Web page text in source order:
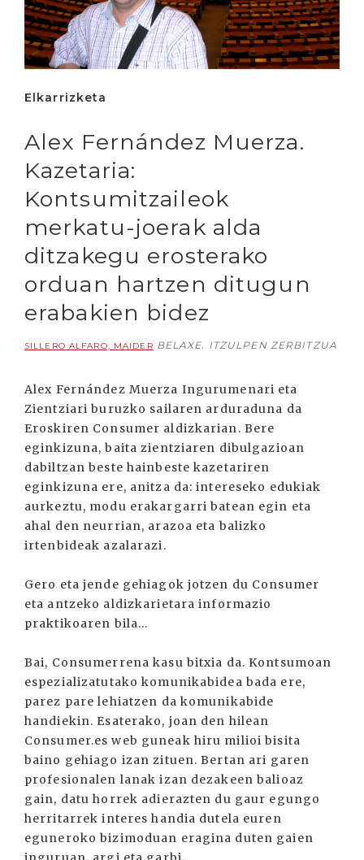
Elkarrizketa
Alex Fernández Muerza.
Kazetaria:
Kontsumitzaileok
merkatu-joerak alda
ditzakegu erosterako
orduan hartzen ditugun
erabakien bidez
SILLERO ALFARO, MAIDER BELAXE. ITZULPEN ZERBITZUA
Alex Fernández Muerza Ingurumenari eta
Zientziari buruzko sailaren arduraduna da
Eroskiren Consumer aldizkarian. Bere
eginkizuna, baita zientziaren dibulgazioan
dabiltzan beste hainbeste kazetariren
eginkizuna ere, anitza da: intereseko edukiak
aurkeztu, modu erakargarri batean egin eta
ahal den neurrian, arazoa eta balizko
irtenbideak azalarazi.
Gero eta jende gehiagok jotzen du Consumer
eta antzeko aldizkarietara informazio
praktikoaren bila...
Bai, Consumerrena kasu bitxia da. Kontsumoan
espezializatutako komunikabidea bada ere,
parez pare lehiatzen da komunikabide
handiekin. Esaterako, joan den hilean
Consumer.es web guneak hiru milioi bisita
baino gehiago izan zituen. Bertan ari garen
profesionalen lanak izan dezakeen balioaz
gain, datu horrek adierazten du gaur egungo
herritarrek interes handia dutela euren
eguneroko bizimoduan eragina duten gaien